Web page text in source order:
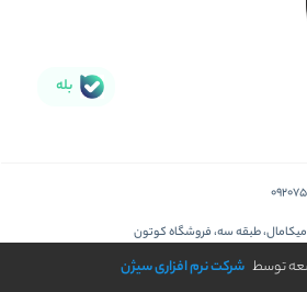
بله
طبقه سه، فروشگاه کوتون
توسط شرکت نرم افزاری سیژن